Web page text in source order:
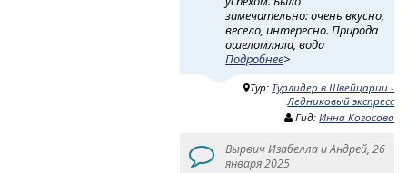
замечательно: очень вкусно,
весело, интересно. Природа
ошеломляла, вода
Подробнее>
Тур: Турлидер в Швейцарии -
Ледниковый экспресс
Гид:Инна Когосова
Вырвич Изабелла и Андрей, 26
января 2025